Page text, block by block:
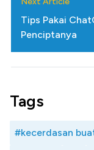
Tips Pakai
Penciptanya
Tags
#kecerdasan